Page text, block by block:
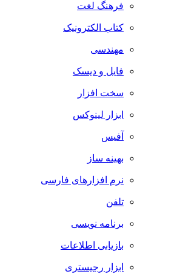
فرهنگ لغت
کتاب الکترونیک
مهندسی
فایل و دیسک
سخت افزار
ابزار لینوکس
آفیس
بهینه ساز
نرم افزارهای فارسی
تلفن
برنامه نویسی
بازیابی اطلاعات
ابزار رجیستری